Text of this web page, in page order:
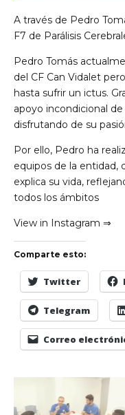
A través de Pedro
F7 de Parálisis
Pedro Tomás
del CF Can Vidalet
hasta sufrir un ictus.
apoyo incondicional
disfrutando de su
Por ello, Pedro ha
equipos de la entidad,
explica su vida,
todos los ámbitos
View in Instagram ⇒
Comparte esto:
Twitter
Telegram
Correo